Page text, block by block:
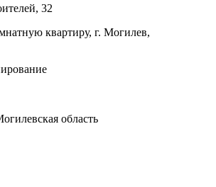
32
квартиру, г. Могилев,
область